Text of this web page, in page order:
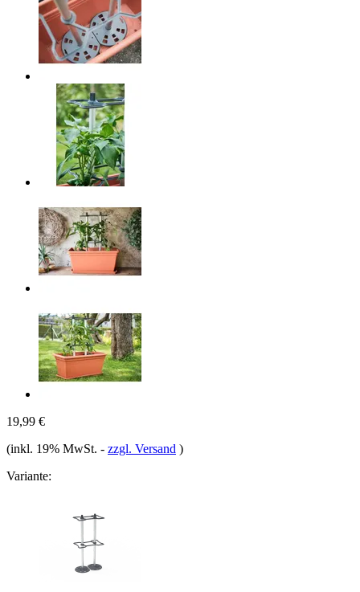
19,99 €
(inkl. 19% MwSt. - zzgl. Versand )
Variante: